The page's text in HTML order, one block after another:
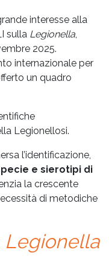
interesse alla
sulla Legionella,
2025.
internazionale per
un quadro
Legionellosi.
l’identificazione,
e sierotipi di
la crescente
di metodiche
Legionella